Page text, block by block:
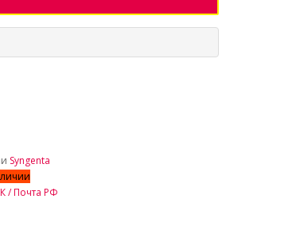
Syngenta
/ Почта РФ